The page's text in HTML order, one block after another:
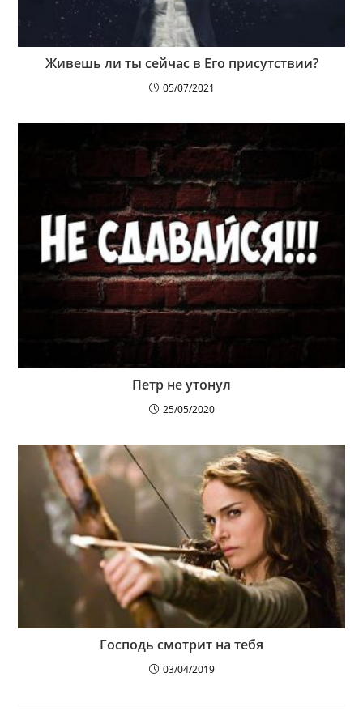
Живешь ли ты сейчас в Его присутствии?
05/07/2021
Петр не утонул
25/05/2020
Господь смотрит на тебя
03/04/2019